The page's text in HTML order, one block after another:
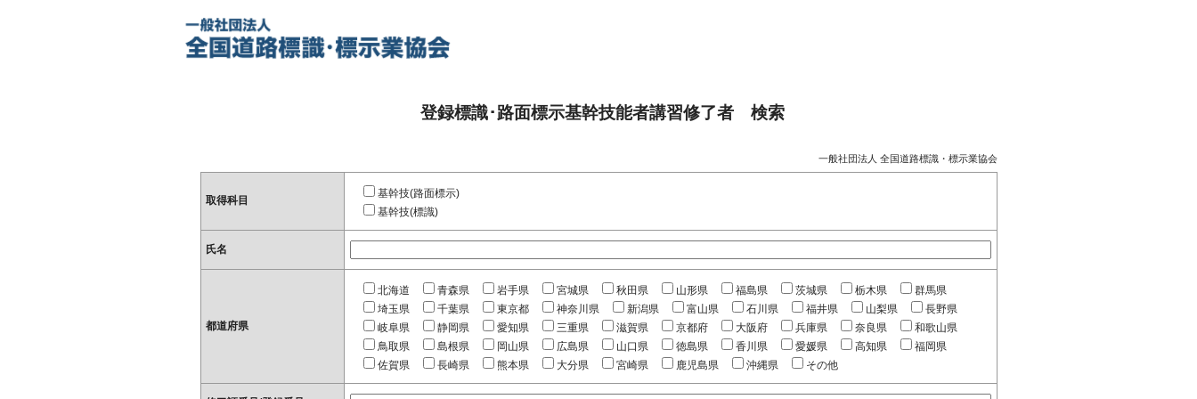
登録標識･路面標示基幹技能者講習修了者 検索
一般社団法人 全国道路標識・標示業協会
取得科目
基幹技(路面標示)
基幹技(標識)
氏名
都道府県
北海道 青森県 岩手県 宮城県 秋田県 山形県 福島県 茨城県 栃木県
群馬県
埼玉県
千葉県 東京都 神奈川県 新潟県 富山県 石川県 福井県 山梨県
長野県
岐阜県
静岡県 愛知県 三重県 滋賀県 京都府 大阪府 兵庫県 奈良県
和歌山県
鳥取県
島根県 岡山県 広島県 山口県 徳島県 香川県 愛媛県 高知県
福岡県
佐賀県
長崎県 熊本県 大分県 宮崎県 鹿児島県 沖縄県 その他